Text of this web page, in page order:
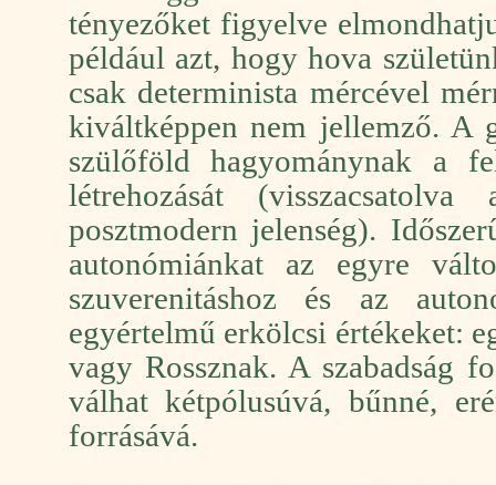
tényezőket figyelve
például azt, hogy hova
csak determinista mércével
kiváltképpen nem jellemző. A
szülőföld hagyománynak a
létrehozását
posztmodern jelenség).
autonómiánkat az egyre
szuverenitáshoz és az
egyértelmű erkölcsi értékeket:
vagy Rossznak. A szabadság
válhat kétpólusúvá, bűnné,
forrásává.